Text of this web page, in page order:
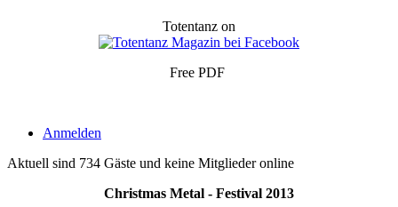
Totentanz on
Free PDF
Anmelden
Aktuell sind 734 Gäste und keine Mitglieder online
Christmas Metal - Festival 2013